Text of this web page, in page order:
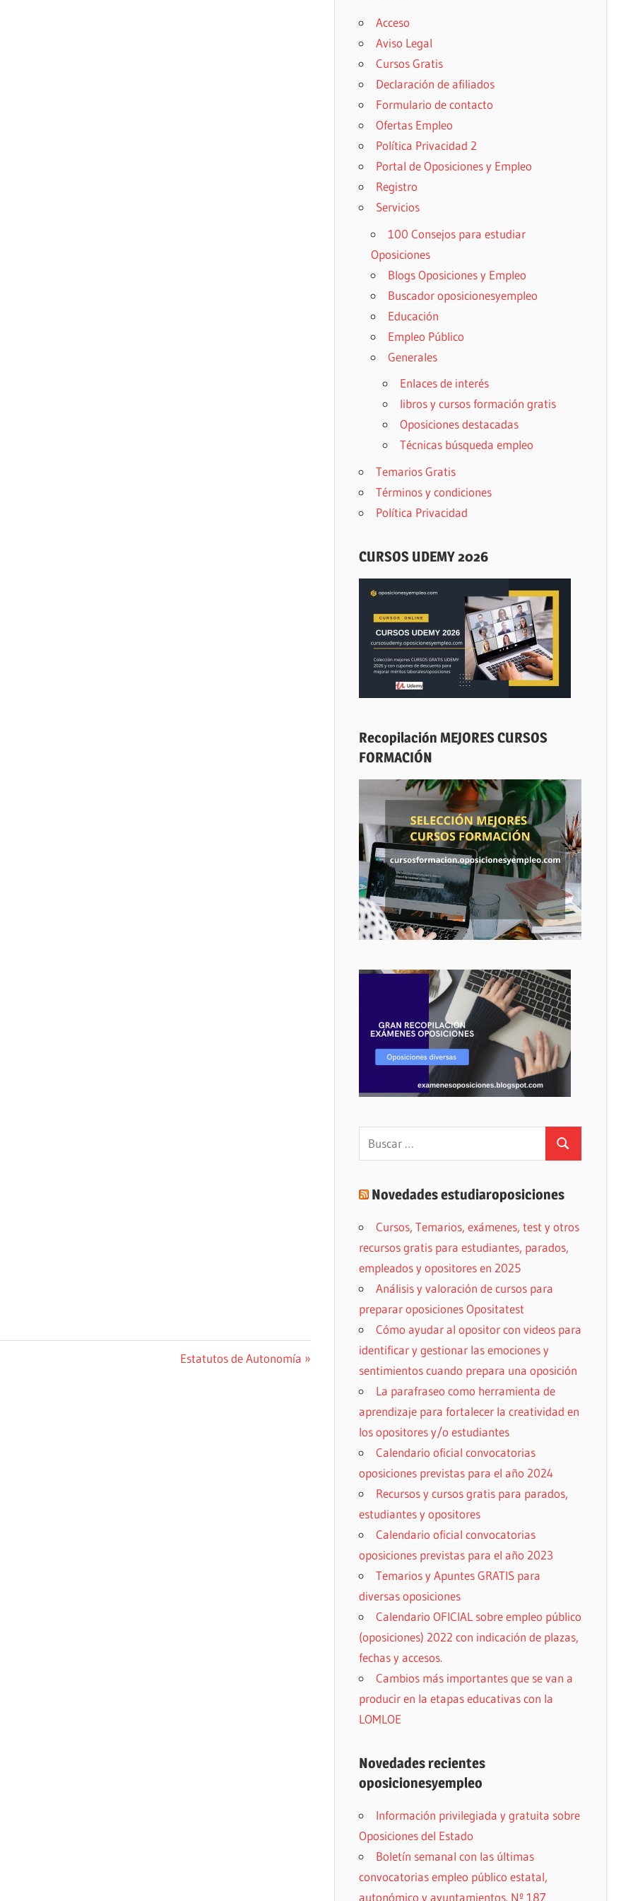
Siguiente
Estatutos de Autonomía
Acceso
Aviso Legal
Cursos Gratis
Declaración de afiliados
Formulario de contacto
Ofertas Empleo
Política Privacidad 2
Portal de Oposiciones y Empleo
Registro
Servicios
100 Consejos para estudiar
Oposiciones
Blogs Oposiciones y Empleo
Buscador oposicionesyempleo
Educación
Empleo Público
Generales
Enlaces de interés
libros y cursos formación gratis
Oposiciones destacadas
Técnicas búsqueda empleo
Temarios Gratis
Términos y condiciones
Política Privacidad
CURSOS UDEMY 2026
Recopilación MEJORES CURSOS
FORMACIÓN
Buscar:
Buscar
Novedades estudiaroposiciones
Cursos, Temarios, exámenes, test y otros
recursos gratis para estudiantes, parados,
empleados y opositores en 2025
Análisis y valoración de cursos para
preparar oposiciones Opositatest
Cómo ayudar al opositor con videos para
identificar y gestionar las emociones y
sentimientos cuando prepara una oposición
La parafraseo como herramienta de
aprendizaje para fortalecer la creatividad en
los opositores y/o estudiantes
Calendario oficial convocatorias
oposiciones previstas para el año 2024
Recursos y cursos gratis para parados,
estudiantes y opositores
Calendario oficial convocatorias
oposiciones previstas para el año 2023
Temarios y Apuntes GRATIS para
diversas oposiciones
Calendario OFICIAL sobre empleo público
(oposiciones) 2022 con indicación de plazas,
fechas y accesos.
Cambios más importantes que se van a
producir en la etapas educativas con la
LOMLOE
Novedades recientes
oposicionesyempleo
Información privilegiada y gratuita sobre
Oposiciones del Estado
Boletín semanal con las últimas
convocatorias empleo público estatal,
autonómico y ayuntamientos. Nº 187